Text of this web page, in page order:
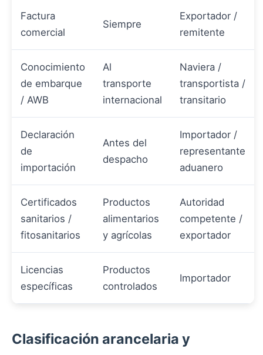
Factura
comercial
Siempre
Exportador /
remitente
Conocimiento
de embarque
/ AWB
Al
transporte
internacional
Naviera /
transportista /
transitario
Declaración
de
importación
Antes del
despacho
Importador /
representante
aduanero
Certificados
sanitarios /
fitosanitarios
Productos
alimentarios
y agrícolas
Autoridad
competente /
exportador
Licencias
específicas
Productos
controlados
Importador
Clasificación arancelaria y